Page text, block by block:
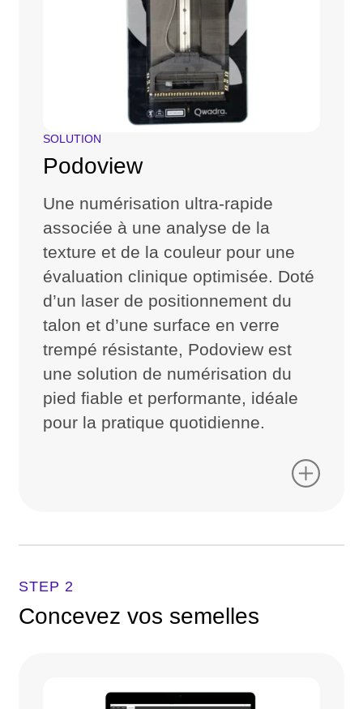
SOLUTION
Podoview
Une numérisation ultra-rapide
associée à une analyse de la
texture et de la couleur pour une
évaluation clinique optimisée. Doté
d’un laser de positionnement du
talon et d’une surface en verre
trempé résistante, Podoview est
une solution de numérisation du
pied fiable et performante, idéale
pour la pratique quotidienne.
STEP 2
Concevez vos semelles